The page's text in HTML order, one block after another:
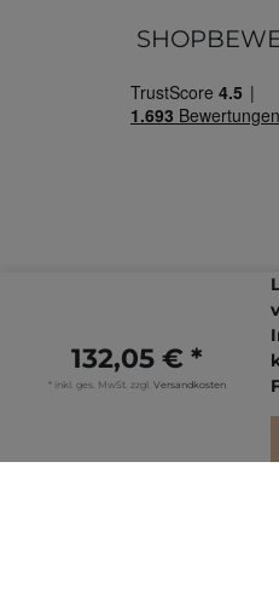
132,05 € *
* inkl. ges. MwSt. zzgl. Versandkosten
Letzte
© Copyright 2026 |